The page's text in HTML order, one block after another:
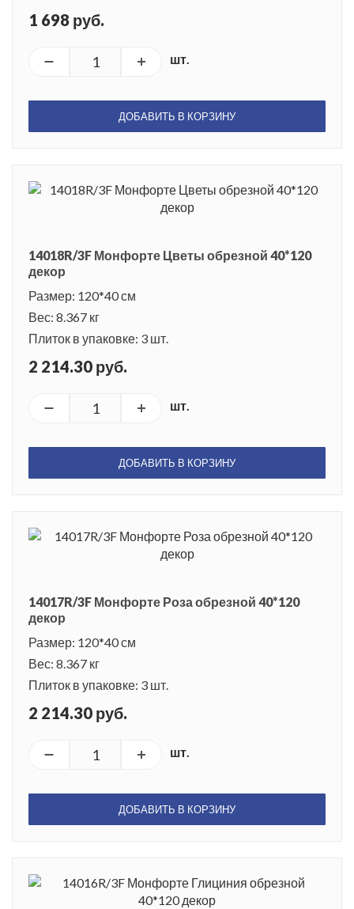
1 698 руб.
шт.
ДОБАВИТЬ В КОРЗИНУ
14018R/3F Монфорте Цветы обрезной 40*120
декор
Размер: 120*40 см
Вес: 8.367 кг
Плиток в упаковке: 3 шт.
2 214.30 руб.
шт.
ДОБАВИТЬ В КОРЗИНУ
14017R/3F Монфорте Роза обрезной 40*120
декор
Размер: 120*40 см
Вес: 8.367 кг
Плиток в упаковке: 3 шт.
2 214.30 руб.
шт.
ДОБАВИТЬ В КОРЗИНУ